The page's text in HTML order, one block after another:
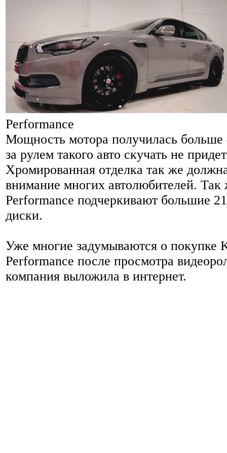
Performance
Мощность мотора получилась больше
за рулем такого авто скучать не
Хромированная отделка так же
внимание многих автолюбителей. Так
Performance подчеркивают большие
диски.
Уже многие задумываются о покупке
Performance после просмотра
компания выложила в интернет.